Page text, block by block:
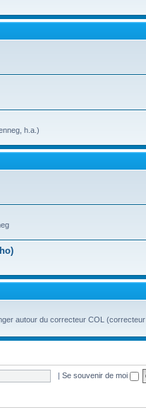
h.a.)
autour du correcteur COL (correcteur
| Se souvenir de moi